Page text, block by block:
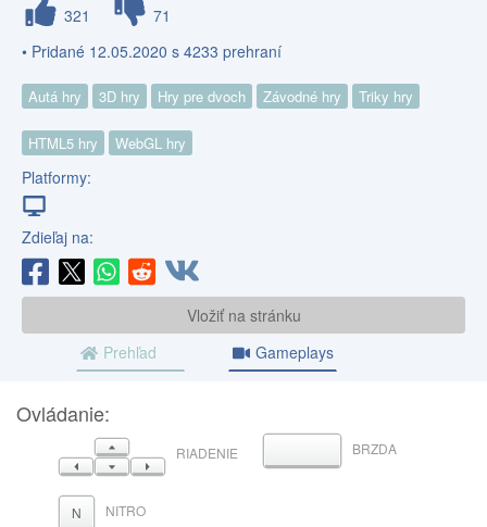
321
71
• Pridané 12.05.2020 s 4233 prehraní
Autá hry 3D hry Hry pre dvoch Závodné hry Triky hry
HTML5 hry WebGL hry
Platformy:
Zdieľaj na:
Vložiť na stránku
Prehľad
Gameplays
Ovládanie:
HORE
VĽAVODOLEVPRAVO
RIADENIE MEDZERNÍK
BRZDA
N NITRO